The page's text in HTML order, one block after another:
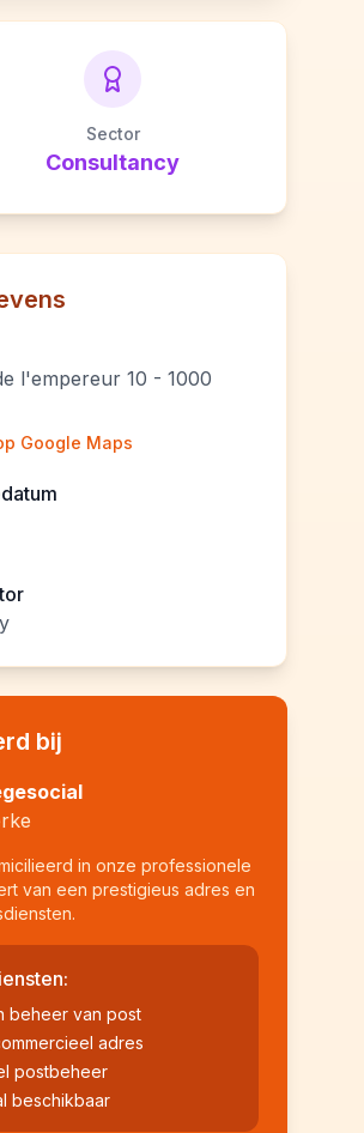
Sector
Consultancy
l'empereur 10 - 1000
Google Maps
bij
in onze professionele
van een prestigieus adres en
beheer van post
adres
postbeheer
beschikbaar